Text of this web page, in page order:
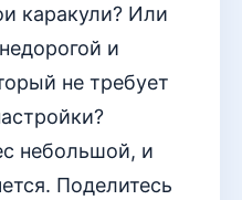
каракули? Или
и
не требует
небольшой, и
Поделитесь